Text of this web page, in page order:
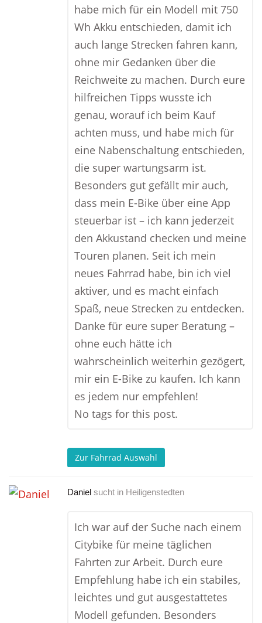
habe mich für ein Modell mit 750
Wh Akku entschieden, damit ich
auch lange Strecken fahren kann,
ohne mir Gedanken über die
Reichweite zu machen. Durch eure
hilfreichen Tipps wusste ich
genau, worauf ich beim Kauf
achten muss, und habe mich für
eine Nabenschaltung entschieden,
die super wartungsarm ist.
Besonders gut gefällt mir auch,
dass mein E-Bike über eine App
steuerbar ist – ich kann jederzeit
den Akkustand checken und meine
Touren planen. Seit ich mein
neues Fahrrad habe, bin ich viel
aktiver, und es macht einfach
Spaß, neue Strecken zu entdecken.
Danke für eure super Beratung –
ohne euch hätte ich
wahrscheinlich weiterhin gezögert,
mir ein E-Bike zu kaufen. Ich kann
es jedem nur empfehlen!
No tags for this post.
Zur Fahrrad Auswahl
Daniel sucht in Heiligenstedten
Ich war auf der Suche nach einem
Citybike für meine täglichen
Fahrten zur Arbeit. Durch eure
Empfehlung habe ich ein stabiles,
leichtes und gut ausgestattetes
Modell gefunden. Besonders